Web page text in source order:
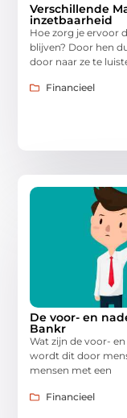
Verschillende
inzetbaarheid
Hoe zorg je ervoor
blijven? Door hen
door naar ze te
Financieel
De voor- en
Bankr
Wat zijn de voor-
wordt dit door
mensen met een
Financieel